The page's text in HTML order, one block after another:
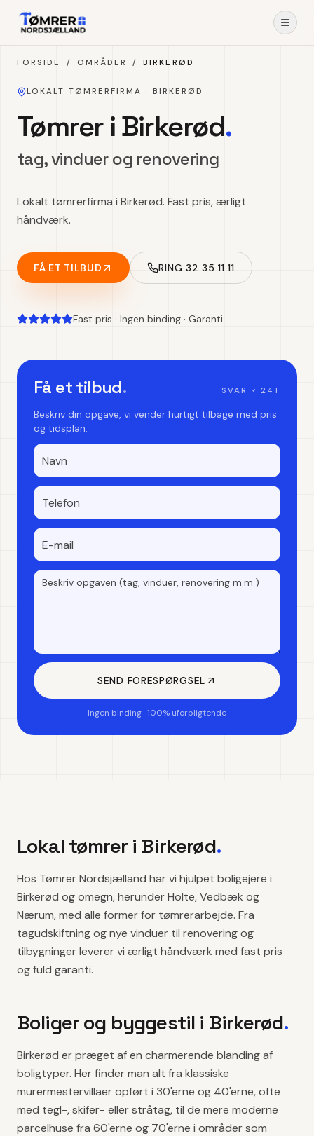
FORSIDE / OMRÅDER / BIRKERØD
LOKALT TØMRERFIRMA · BIRKERØD
Tømrer i Birkerød.
tag, vinduer og renovering
Lokalt tømrerfirma i Birkerød. Fast pris, ærligt
håndværk.
FÅ ET TILBUD RING 32 35 11 11
Fast pris · Ingen binding · Garanti
Få et tilbud. SVAR < 24T
Beskriv din opgave, vi vender hurtigt tilbage med pris
og tidsplan.
SEND FORESPØRGSEL
Ingen binding · 100% uforpligtende
Lokal tømrer i Birkerød.
Hos Tømrer Nordsjælland har vi hjulpet boligejere i
Birkerød og omegn, herunder Holte, Vedbæk og
Nærum, med alle former for tømrerarbejde. Fra
tagudskiftning og nye vinduer til renovering og
tilbygninger leverer vi ærligt håndværk med fast pris
og fuld garanti.
Boliger og byggestil i Birkerød.
Birkerød er præget af en charmerende blanding af
boligtyper. Her finder man alt fra klassiske
murermestervillaer opført i 30'erne og 40'erne, ofte
med tegl-, skifer- eller stråtag, til de mere moderne
parcelhuse fra 60'erne og 70'erne i områder som